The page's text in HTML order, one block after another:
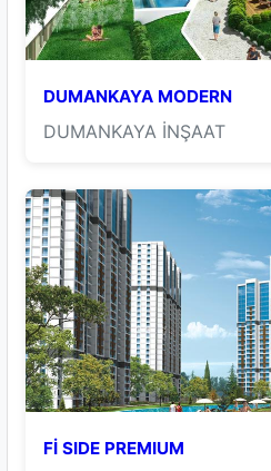
DUMANKAYA MODERN
DUMANKAYA İNŞAAT
Fİ SIDE PREMIUM